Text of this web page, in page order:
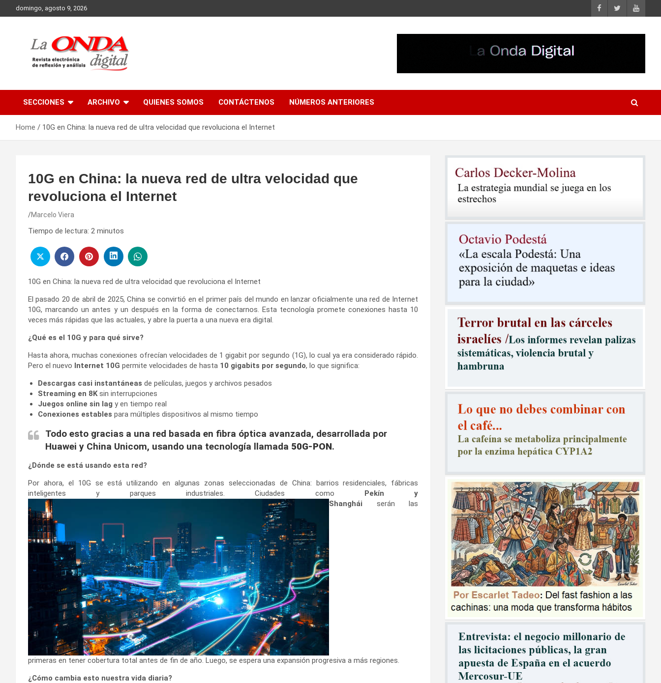
to
domingo, agosto 9, 2026
SECCIONES ARCHIVO QUIENES SOMOS CONTÁCTENOS NÚMEROS ANTERIORES
Home 10G en China: la nueva red de ultra velocidad que revoluciona el Internet
10G en China: la nueva red de ultra velocidad que
revoluciona el Internet
Marcelo Viera
Tiempo de lectura: 2 minutos
10G en China: la nueva red de ultra velocidad que revoluciona el Internet
El pasado 20 de abril de 2025, China se convirtió en el primer país del mundo en lanzar oficialmente una red de Internet
10G, marcando un antes y un después en la forma de conectarnos. Esta tecnología promete conexiones hasta 10
veces más rápidas que las actuales, y abre la puerta a una nueva era digital.
¿Qué es el 10G y para qué sirve?
Hasta ahora, muchas conexiones ofrecían velocidades de 1 gigabit por segundo (1G), lo cual ya era considerado rápido.
Pero el nuevo Internet 10G permite velocidades de hasta 10 gigabits por segundo, lo que significa:
Descargas casi instantáneas de películas, juegos y archivos pesados
Streaming en 8Ksin interrupciones
Juegos online sin lag y en tiempo real
Conexiones estables para múltiples dispositivos al mismo tiempo
Todo esto gracias a una red basada en fibra óptica avanzada, desarrollada por
Huawei y China Unicom, usando una tecnología llamada 50G-PON.
¿Dónde se está usando esta red?
Por ahora, el 10G se está utilizando en algunas zonas seleccionadas de China: barrios residenciales, fábricas
inteligentes y parques industriales. Ciudades como Pekín y
Shanghái serán las
primeras en tener cobertura total antes de fin de año. Luego, se espera una expansión progresiva a más regiones.
¿Cómo cambia esto nuestra vida diaria?